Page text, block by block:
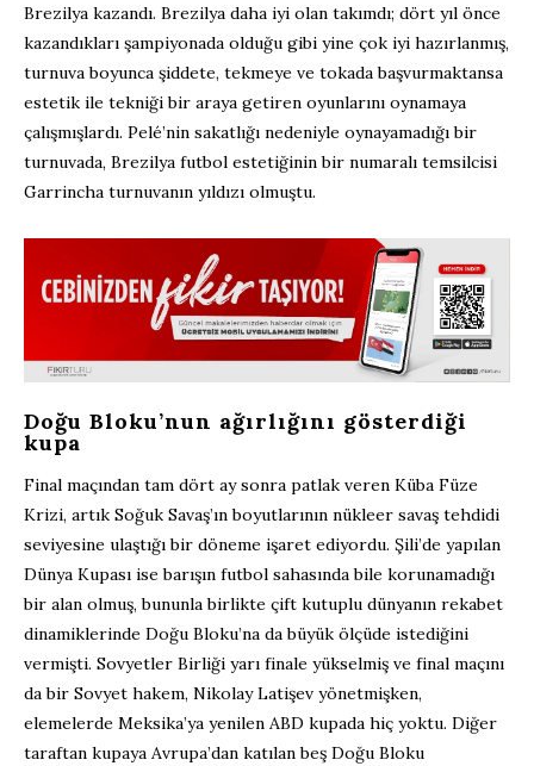
Brezilya kazandı. Brezilya daha iyi olan takımdı; dört yıl önce
kazandıkları şampiyonada olduğu gibi yine çok iyi hazırlanmış,
turnuva boyunca şiddete, tekmeye ve tokada başvurmaktansa
estetik ile tekniği bir araya getiren oyunlarını oynamaya
çalışmışlardı. Pelé’nin sakatlığı nedeniyle oynayamadığı bir
turnuvada, Brezilya futbol estetiğinin bir numaralı temsilcisi
Garrincha turnuvanın yıldızı olmuştu.
Doğu Bloku’nun ağırlığını gösterdiği
kupa
Final maçından tam dört ay sonra patlak veren Küba Füze
Krizi, artık Soğuk Savaş’ın boyutlarının nükleer savaş tehdidi
seviyesine ulaştığı bir döneme işaret ediyordu. Şili’de yapılan
Dünya Kupası ise barışın futbol sahasında bile korunamadığı
bir alan olmuş, bununla birlikte çift kutuplu dünyanın rekabet
dinamiklerinde Doğu Bloku’na da büyük ölçüde istediğini
vermişti. Sovyetler Birliği yarı finale yükselmiş ve final maçını
da bir Sovyet hakem, Nikolay Latişev yönetmişken,
elemelerde Meksika’ya yenilen ABD kupada hiç yoktu. Diğer
taraftan kupaya Avrupa’dan katılan beş Doğu Bloku